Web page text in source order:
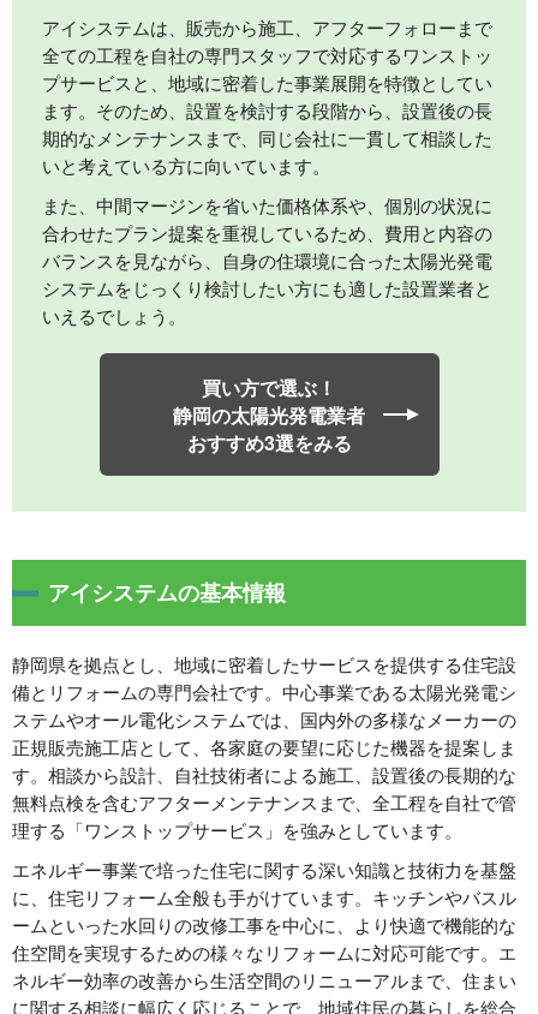
アイシステムは、販売から施工、アフターフォローまで
全ての工程を自社の専門スタッフで対応するワンストッ
プサービスと、地域に密着した事業展開を特徴としてい
ます。そのため、設置を検討する段階から、設置後の長
期的なメンテナンスまで、同じ会社に一貫して相談した
いと考えている方に向いています。
また、中間マージンを省いた価格体系や、個別の状況に
合わせたプラン提案を重視しているため、費用と内容の
バランスを見ながら、自身の住環境に合った太陽光発電
システムをじっくり検討したい方にも適した設置業者と
いえるでしょう。
買い方で選ぶ！
静岡の太陽光発電業者
おすすめ3選をみる
アイシステムの基本情報
静岡県を拠点とし、地域に密着したサービスを提供する住宅設
備とリフォームの専門会社です。中心事業である太陽光発電シ
ステムやオール電化システムでは、国内外の多様なメーカーの
正規販売施工店として、各家庭の要望に応じた機器を提案しま
す。相談から設計、自社技術者による施工、設置後の長期的な
無料点検を含むアフターメンテナンスまで、全工程を自社で管
理する「ワンストップサービス」を強みとしています。
エネルギー事業で培った住宅に関する深い知識と技術力を基盤
に、住宅リフォーム全般も手がけています。キッチンやバスル
ームといった水回りの改修工事を中心に、より快適で機能的な
住空間を実現するための様々なリフォームに対応可能です。エ
ネルギー効率の改善から生活空間のリニューアルまで、住まい
に関する相談に幅広く応じることで、地域住民の暮らしを総合